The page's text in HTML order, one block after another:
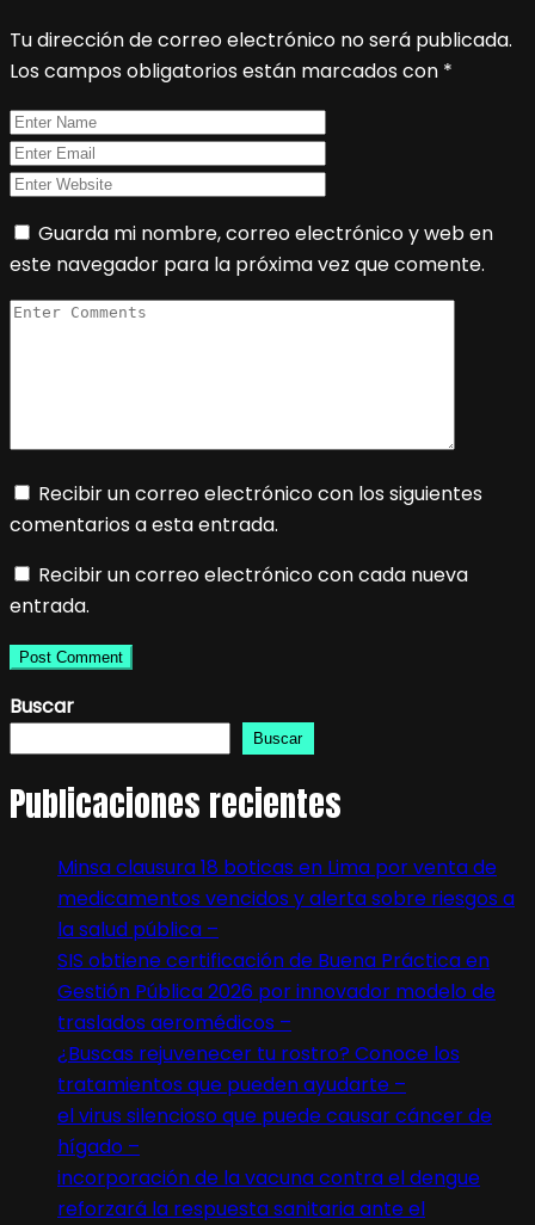
Tu dirección de correo electrónico no será publicada.
Los campos obligatorios están marcados con *
Guarda mi nombre, correo electrónico y web en
este navegador para la próxima vez que comente.
Recibir un correo electrónico con los siguientes
comentarios a esta entrada.
Recibir un correo electrónico con cada nueva
entrada.
Buscar
Buscar
Publicaciones recientes
Minsa clausura 18 boticas en Lima por venta de
medicamentos vencidos y alerta sobre riesgos a
la salud pública –
SIS obtiene certificación de Buena Práctica en
Gestión Pública 2026 por innovador modelo de
traslados aeromédicos –
¿Buscas rejuvenecer tu rostro? Conoce los
tratamientos que pueden ayudarte –
el virus silencioso que puede causar cáncer de
hígado –
incorporación de la vacuna contra el dengue
reforzará la respuesta sanitaria ante el